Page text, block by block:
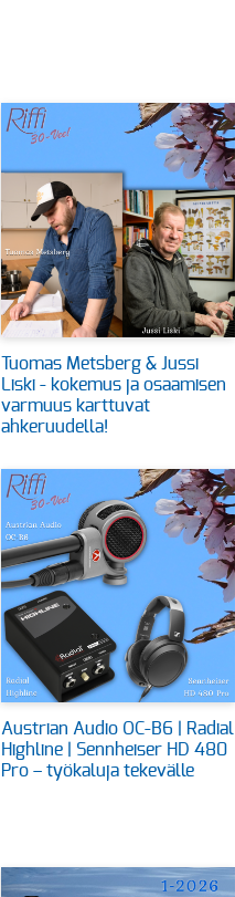
Tuomas Metsberg & Jussi
Liski - kokemus ja osaamisen
varmuus karttuvat
ahkeruudella!
Austrian Audio OC-B6 | Radial
Highline | Sennheiser HD 480
Pro – työkaluja tekevälle